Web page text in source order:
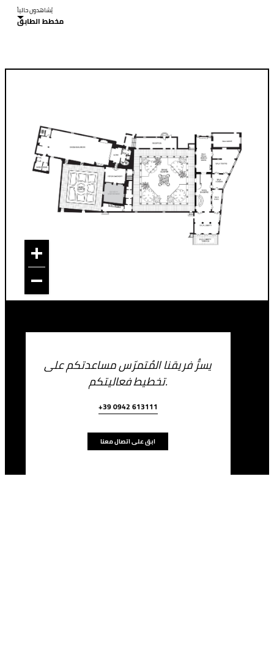
يُشاهدون حالياً
يسرُّ فريقنا المُتمرّس مساعدتكم على
تخطيط فعاليتكم.
+39 0942 613111
ابق على اتصال معنا